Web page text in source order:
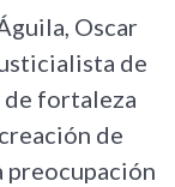
Oscar
de
de fortaleza
de
preocupación